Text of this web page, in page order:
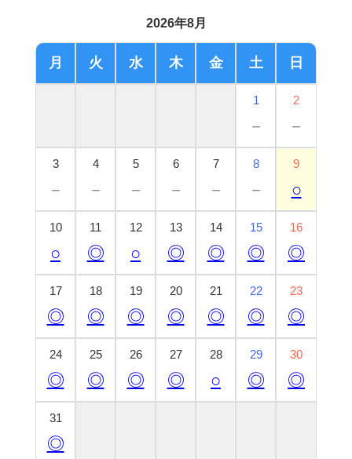
2026年8月
月 火 水 木 金 土 日
1
－
2
－
3
－
4
－
5
－
6
－
7
－
8
－
9
○
10
○
11
◎
12
○
13
◎
14
◎
15
◎
16
◎
17
◎
18
◎
19
◎
20
◎
21
◎
22
◎
23
◎
24
◎
25
◎
26
◎
27
◎
28
○
29
◎
30
◎
31
◎